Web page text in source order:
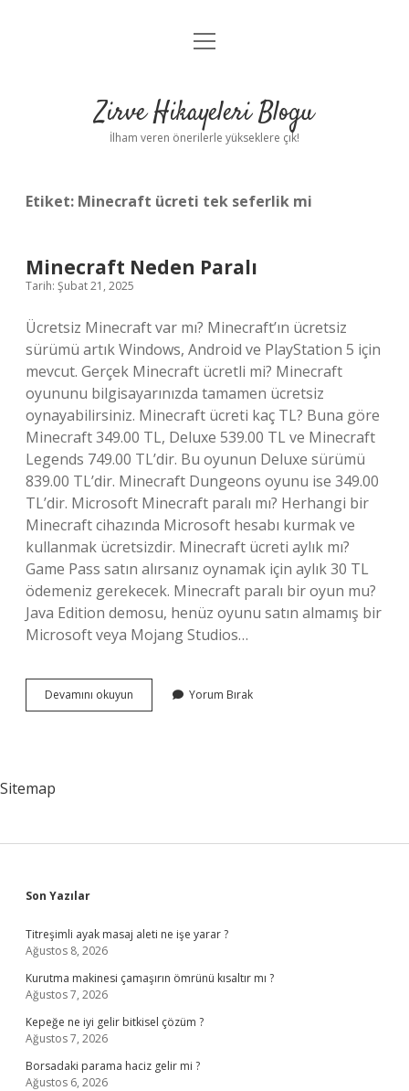
Anasayfa
Yasal Uyarı
menüyü
Zirve Hikayeleri Blogu
İlham veren önerilerle yükseklere çık!
Etiket: Minecraft ücreti tek seferlik mi
Minecraft Neden Paralı
Tarih: Şubat 21, 2025
Ücretsiz Minecraft var mı? Minecraft’ın ücretsiz
sürümü artık Windows, Android ve PlayStation 5 için
mevcut. Gerçek Minecraft ücretli mi? Minecraft
oyununu bilgisayarınızda tamamen ücretsiz
oynayabilirsiniz. Minecraft ücreti kaç TL? Buna göre
Minecraft 349.00 TL, Deluxe 539.00 TL ve Minecraft
Legends 749.00 TL’dir. Bu oyunun Deluxe sürümü
839.00 TL’dir. Minecraft Dungeons oyunu ise 349.00
TL’dir. Microsoft Minecraft paralı mı? Herhangi bir
Minecraft cihazında Microsoft hesabı kurmak ve
kullanmak ücretsizdir. Minecraft ücreti aylık mı?
Game Pass satın alırsanız oynamak için aylık 30 TL
ödemeniz gerekecek. Minecraft paralı bir oyun mu?
Java Edition demosu, henüz oyunu satın almamış bir
Microsoft veya Mojang Studios…
Devamını okuyun Minecraft
Neden
Yorum Bırak
Sitemap
Sidebar
Son Yazılar
Titreşimli ayak masaj aleti ne işe yarar ?
Ağustos 8, 2026
Kurutma makinesi çamaşırın ömrünü kısaltır mı ?
Ağustos 7, 2026
Kepeğe ne iyi gelir bitkisel çözüm ?
Ağustos 7, 2026
Borsadaki parama haciz gelir mi ?
Ağustos 6, 2026